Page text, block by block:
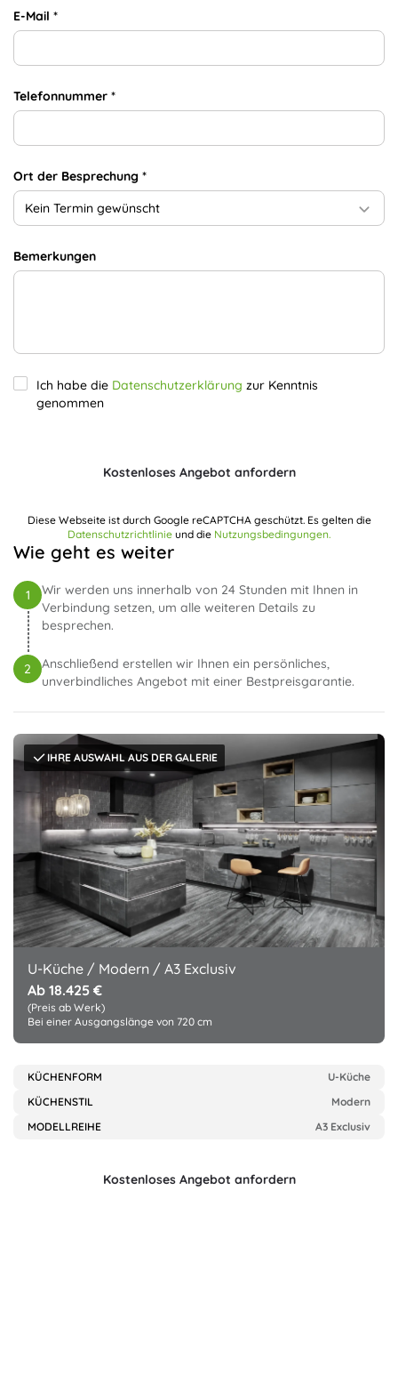
IHRE AUSWAHL AUS DER GALERIE
U-Küche / Modern / A3 Exclusiv
Ab 18.425 €
(Preis ab Werk)
Bei einer Ausgangslänge von 720 cm
KÜCHENFORM
U-Küche
KÜCHENSTIL
Modern
MODELLREIHE
A3 Exclusiv
Wie geht es weiter
1
Wir werden uns innerhalb von 24 Stunden mit Ihnen in
Verbindung setzen, um alle weiteren Details zu
besprechen.
2
Anschließend erstellen wir Ihnen ein persönliches,
unverbindliches Angebot mit einer Bestpreisgarantie.
Kostenloses Angebot anfordern
E-Mail *
Telefonnummer *
Ort der Besprechung *
Kein Termin gewünscht
Bemerkungen
Ich habe die Datenschutzerklärung zur Kenntnis
genommen
Kostenloses Angebot anfordern
Diese Webseite ist durch Google reCAPTCHA geschützt. Es gelten die
Datenschutzrichtlinie und die Nutzungsbedingungen.